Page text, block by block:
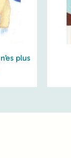
plus